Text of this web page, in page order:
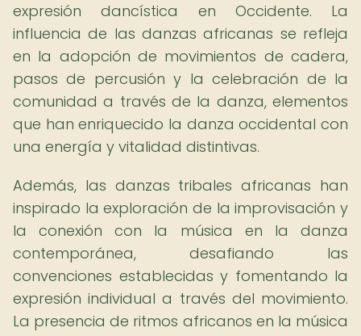
expresión dancística en Occidente. La
influencia de las danzas africanas se refleja
en la adopción de movimientos de cadera,
pasos de percusión y la celebración de la
comunidad a través de la danza, elementos
que han enriquecido la danza occidental con
una energía y vitalidad distintivas.
Además, las danzas tribales africanas han
inspirado la exploración de la improvisación y
la conexión con la música en la danza
contemporánea, desafiando las
convenciones establecidas y fomentando la
expresión individual a través del movimiento.
La presencia de ritmos africanos en la música